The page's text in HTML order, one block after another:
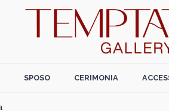
SPOSO CERIMONIA